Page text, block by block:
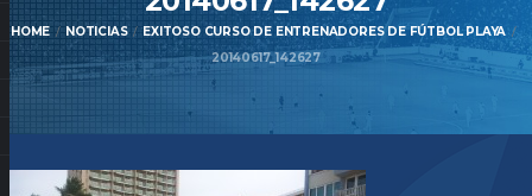
HOME NOTICIAS
EXITOSO CURSO DE ENTRENADORES DE FÚTBOL PLAYA
20140617_142627